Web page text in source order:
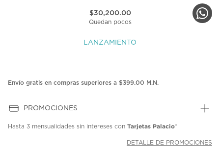
$30,200.00
Quedan pocos
LANZAMIENTO
Envío gratis en compras superiores a $399.00 M.N.
PROMOCIONES
Hasta 3 mensualidades sin intereses con Tarjetas Palacio*
DETALLE DE PROMOCIONES